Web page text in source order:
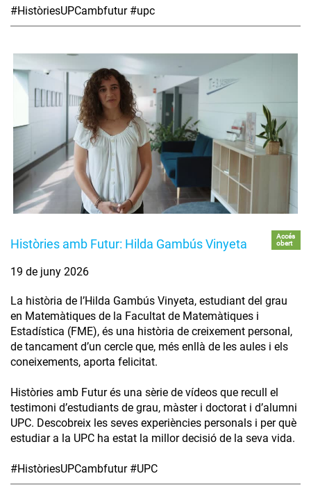
#HistòriesUPCambfutur #upc
Històries amb Futur: Hilda Gambús Vinyeta
Accés
obert
19 de juny 2026
La història de l’Hilda Gambús Vinyeta, estudiant del grau
en Matemàtiques de la Facultat de Matemàtiques i
Estadística (FME), és una història de creixement personal,
de tancament d’un cercle que, més enllà de les aules i els
coneixements, aporta felicitat.
Històries amb Futur és una sèrie de vídeos que recull el
testimoni d’estudiants de grau, màster i doctorat i d’alumni
UPC. Descobreix les seves experiències personals i per què
estudiar a la UPC ha estat la millor decisió de la seva vida.
#HistòriesUPCambfutur #UPC